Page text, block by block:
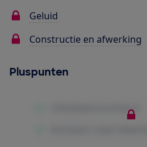
Geluid
Constructie en afwerking
Pluspunten